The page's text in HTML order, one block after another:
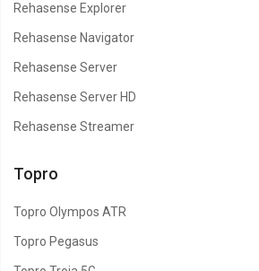
Rehasense Explorer
Rehasense Navigator
Rehasense Server
Rehasense Server HD
Rehasense Streamer
Topro
Topro Olympos ATR
Topro Pegasus